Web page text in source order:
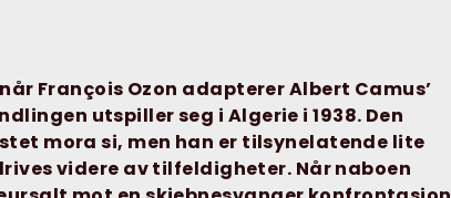
François Ozon adapterer Albert Camus’
utspiller seg i Algerie i 1938. Den
mora si, men han er tilsynelatende lite
videre av tilfeldigheter. Når naboen